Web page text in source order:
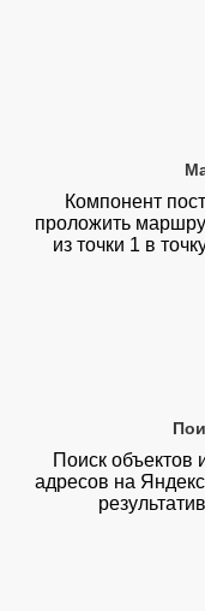
Компонент
проложить
из точки 1 в
Поиск объектов
адресов на